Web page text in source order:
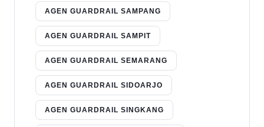
AGEN GUARDRAIL SAMPANG
AGEN GUARDRAIL SAMPIT
AGEN GUARDRAIL SEMARANG
AGEN GUARDRAIL SIDOARJO
AGEN GUARDRAIL SINGKANG